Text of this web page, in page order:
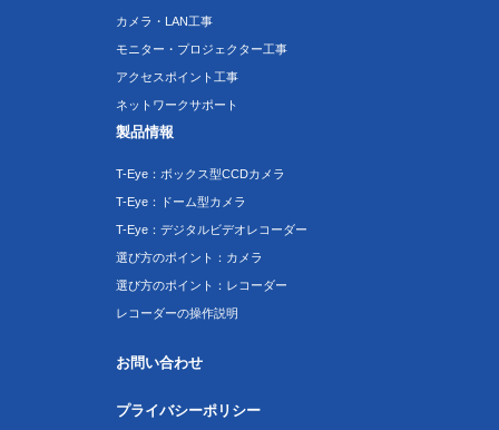
カメラ・LAN工事
モニター・プロジェクター工事
アクセスポイント工事
ネットワークサポート
製品情報
T-Eye：ボックス型CCDカメラ
T-Eye：ドーム型カメラ
T-Eye：デジタルビデオレコーダー
選び方のポイント：カメラ
選び方のポイント：レコーダー
レコーダーの操作説明
お問い合わせ
プライバシーポリシー